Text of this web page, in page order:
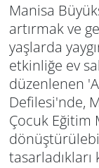
Manisa
artırmak ve
yaşlarda
etkinliğe ev
düzenlenen
Defilesi'nde,
Çocuk Eğitim
tasarladıkları